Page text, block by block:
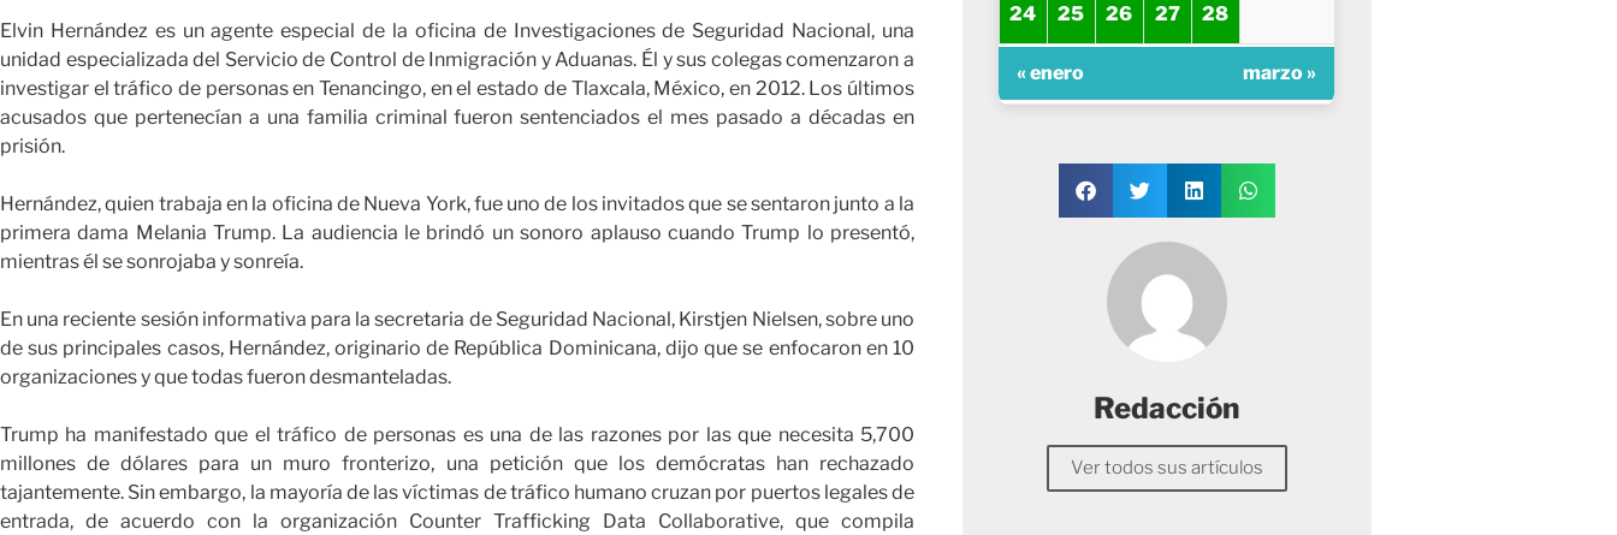
Elvin Hernández es un agente especial de la oficina de Investigaciones de Seguridad Nacional, una
unidad especializada del Servicio de Control de Inmigración y Aduanas. Él y sus colegas comenzaron a
investigar el tráfico de personas en Tenancingo, en el estado de Tlaxcala, México, en 2012. Los últimos
acusados que pertenecían a una familia criminal fueron sentenciados el mes pasado a décadas en
prisión.
Hernández, quien trabaja en la oficina de Nueva York, fue uno de los invitados que se sentaron junto a la
primera dama Melania Trump. La audiencia le brindó un sonoro aplauso cuando Trump lo presentó,
mientras él se sonrojaba y sonreía.
En una reciente sesión informativa para la secretaria de Seguridad Nacional, Kirstjen Nielsen, sobre uno
de sus principales casos, Hernández, originario de República Dominicana, dijo que se enfocaron en 10
organizaciones y que todas fueron desmanteladas.
Trump ha manifestado que el tráfico de personas es una de las razones por las que necesita 5,700
millones de dólares para un muro fronterizo, una petición que los demócratas han rechazado
tajantemente. Sin embargo, la mayoría de las víctimas de tráfico humano cruzan por puertos legales de
entrada, de acuerdo con la organización Counter Trafficking Data Collaborative, que compila
24 25 26 27 28
« enero marzo »
Redacción
Ver todos sus artículos